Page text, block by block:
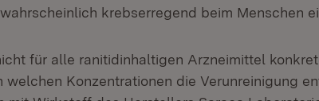
krebserregend beim Menschen
für alle ranitidinhaltigen Arzneimittel
welchen Konzentrationen die Verunreinigung